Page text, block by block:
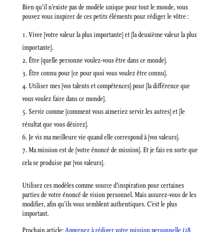
Bien qu’il n’existe pas de modèle unique pour tout le monde, vous
pouvez vous inspirer de ces petits éléments pour rédiger le vôtre :
Vivre [votre valeur la plus importante] et [la deuxième valeur la plus
importante].
Être [quelle personne voulez-vous être dans ce monde].
Être connu pour [ce pour quoi vous voulez être connu].
Utiliser mes [vos talents et compétences] pour [la différence que
vous voulez faire dans ce monde].
Servir comme [comment vous aimeriez servir les autres] et [le
résultat que vous désirez].
Je vis ma meilleure vie quand elle correspond à [vos valeurs].
Ma mission est de [votre énoncé de mission]. Et je fais en sorte que
cela se produise par [vos valeurs].
Utilisez ces modèles comme source d’inspiration pour certaines
parties de votre énoncé de vision personnel. Mais assurez-vous de les
modifier, afin qu’ils vous semblent authentiques. C’est le plus
important.
Prochain article:Apprenez à rédiger votre mission personnelle (28